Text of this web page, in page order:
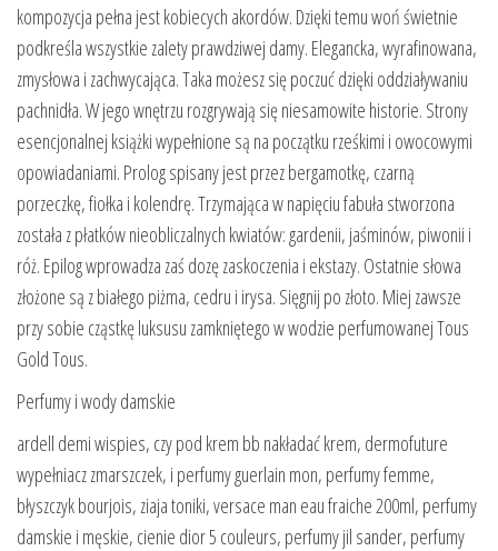
kompozycja pełna jest kobiecych akordów. Dzięki temu woń świetnie
podkreśla wszystkie zalety prawdziwej damy. Elegancka, wyrafinowana,
zmysłowa i zachwycająca. Taka możesz się poczuć dzięki oddziaływaniu
pachnidła. W jego wnętrzu rozgrywają się niesamowite historie. Strony
esencjonalnej książki wypełnione są na początku rześkimi i owocowymi
opowiadaniami. Prolog spisany jest przez bergamotkę, czarną
porzeczkę, fiołka i kolendrę. Trzymająca w napięciu fabuła stworzona
została z płatków nieobliczalnych kwiatów: gardenii, jaśminów, piwonii i
róż. Epilog wprowadza zaś dozę zaskoczenia i ekstazy. Ostatnie słowa
złożone są z białego piżma, cedru i irysa. Sięgnij po złoto. Miej zawsze
przy sobie cząstkę luksusu zamkniętego w wodzie perfumowanej Tous
Gold Tous.
Perfumy i wody damskie
ardell demi wispies, czy pod krem bb nakładać krem, dermofuture
wypełniacz zmarszczek, i perfumy guerlain mon, perfumy femme,
błyszczyk bourjois, ziaja toniki, versace man eau fraiche 200ml, perfumy
damskie i męskie, cienie dior 5 couleurs, perfumy jil sander, perfumy